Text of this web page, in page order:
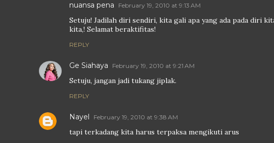
nuansa pena
February 19, 2010 at 9:13 AM
Setuju! Jadilah diri sendiri, kita gali apa yang ada pada diri
kita,! Selamat beraktifitas!
REPLY
Ge Siahaya February 19, 2010 at 9:21 AM
Setuju, jangan jadi tukang jiplak.
REPLY
Nayel February 19, 2010 at 9:38 AM
tapi terkadang kita harus terpaksa mengikuti arus